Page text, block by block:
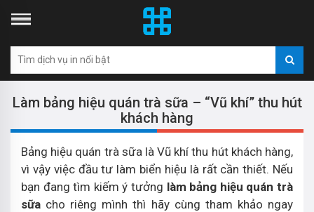
Làm bảng hiệu quán trà sữa – “Vũ khí” thu hút
khách hàng
Bảng hiệu quán trà sữa là Vũ khí thu hút khách hàng,
vì vậy việc đầu tư làm biển hiệu là rất cần thiết. Nếu
bạn đang tìm kiếm ý tưởng làm bảng hiệu quán trà
sữa cho riêng mình thì hãy cùng tham khảo ngay